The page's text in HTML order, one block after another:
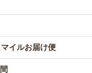
イルお届け便